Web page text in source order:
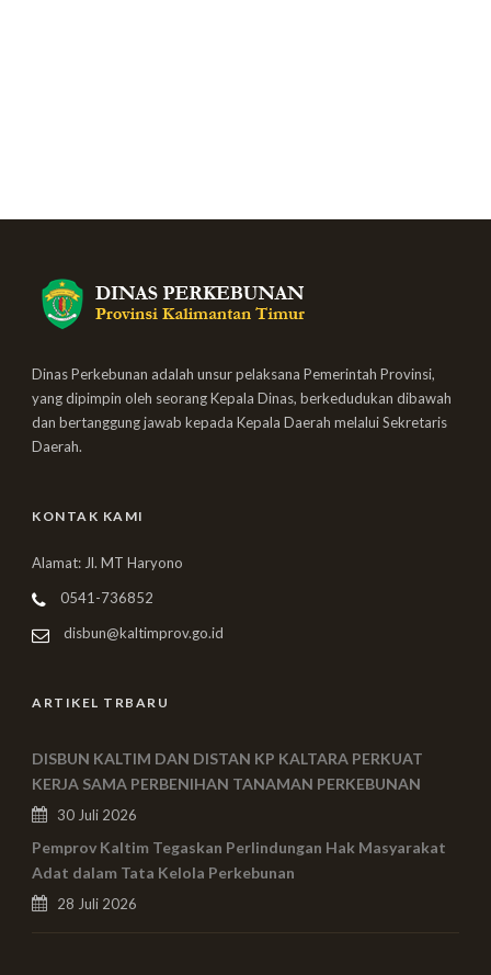
Dinas Perkebunan adalah unsur pelaksana Pemerintah Provinsi,
yang dipimpin oleh seorang Kepala Dinas, berkedudukan dibawah
dan bertanggung jawab kepada Kepala Daerah melalui Sekretaris
Daerah.
KONTAK KAMI
Alamat: Jl. MT Haryono
0541-736852
disbun@kaltimprov.go.id
ARTIKEL TRBARU
DISBUN KALTIM DAN DISTAN KP KALTARA PERKUAT
KERJA SAMA PERBENIHAN TANAMAN PERKEBUNAN
30 Juli 2026
Pemprov Kaltim Tegaskan Perlindungan Hak Masyarakat
Adat dalam Tata Kelola Perkebunan
28 Juli 2026